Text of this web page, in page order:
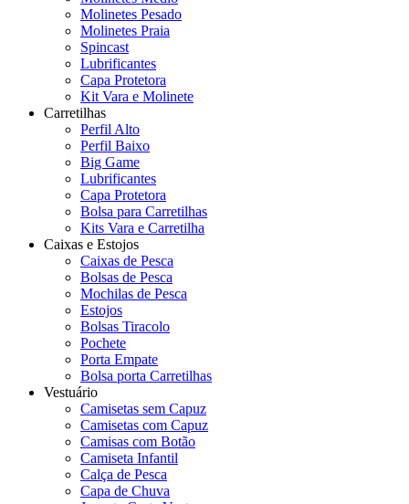
Molinetes Pesado
Molinetes Praia
Spincast
Lubrificantes
Capa Protetora
Kit Vara e Molinete
Carretilhas
Perfil Alto
Perfil Baixo
Big Game
Lubrificantes
Capa Protetora
Bolsa para Carretilhas
Kits Vara e Carretilha
Caixas e Estojos
Caixas de Pesca
Bolsas de Pesca
Mochilas de Pesca
Estojos
Bolsas Tiracolo
Pochete
Porta Empate
Bolsa porta Carretilhas
Vestuário
Camisetas sem Capuz
Camisetas com Capuz
Camisas com Botão
Camiseta Infantil
Calça de Pesca
Capa de Chuva